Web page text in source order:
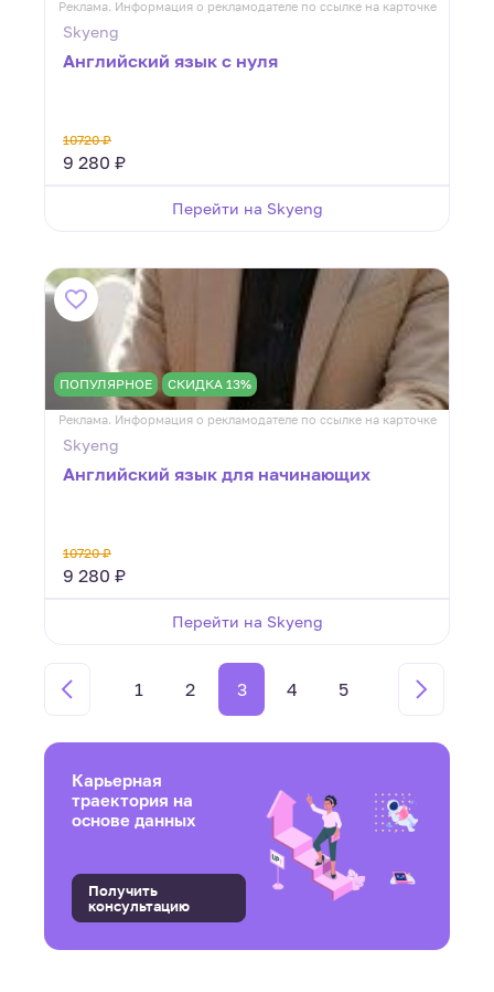
Реклама. Информация о рекламодателе по ссылке на карточке
Skyeng
Английский язык с нуля
10720 ₽
9 280 ₽
Перейти на Skyeng
ПОПУЛЯРНОЕ СКИДКА 13%
Реклама. Информация о рекламодателе по ссылке на карточке
Skyeng
Английский язык для начинающих
10720 ₽
9 280 ₽
Перейти на Skyeng
1 2 3 4 5
Карьерная
траектория на
основе данных
Получить
консультацию